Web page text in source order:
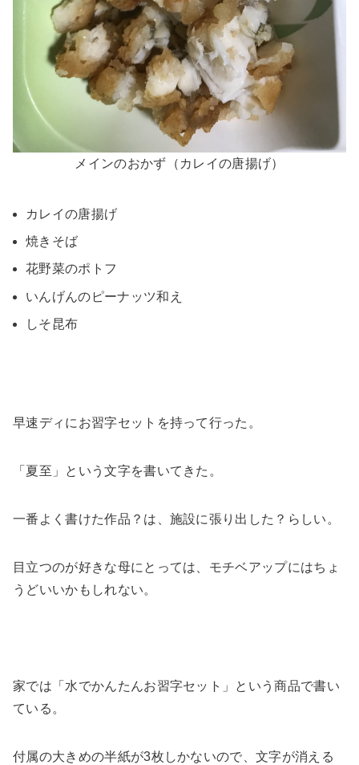
メインのおかず（カレイの唐揚げ）
カレイの唐揚げ
焼きそば
花野菜のポトフ
いんげんのピーナッツ和え
しそ昆布
早速ディにお習字セットを持って行った。
「夏至」という文字を書いてきた。
一番よく書けた作品？は、施設に張り出した？らしい。
目立つのが好きな母にとっては、モチベアップにはちょ
うどいいかもしれない。
家では「水でかんたんお習字セット」という商品で書い
ている。
付属の大きめの半紙が3枚しかないので、文字が消える